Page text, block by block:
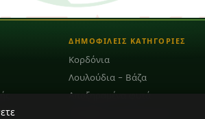
ΔΗΜΟΦΙΛΕΙΣ ΚΑΤΗΓΟΡΙΕΣ
Κορδόνια
Λουλούδια - Βάζα
Αποξηραμένα φυτά